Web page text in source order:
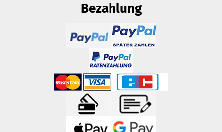
Bezahlung